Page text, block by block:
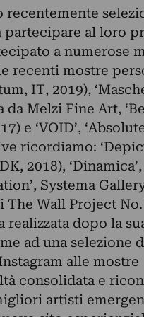
recentemente
partecipare al loro
a numerose
recenti mostre
IT, 2019),
da Melzi Fine Art,
e ‘VOID’,
ricordiamo:
2018),
Systema
The Wall Project
realizzata dopo la
ad una selezione
alle mostre
consolidata e
artisti